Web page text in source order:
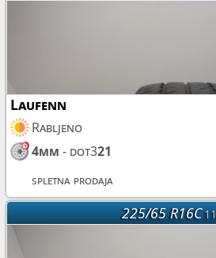
Laufenn
Rabljeno
4mm - dot321
spletna prodaja
225/65 R16C